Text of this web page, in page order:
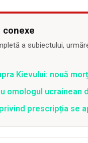
conexe
a subiectului,
Kievului: nouă
omologul
prescripția se